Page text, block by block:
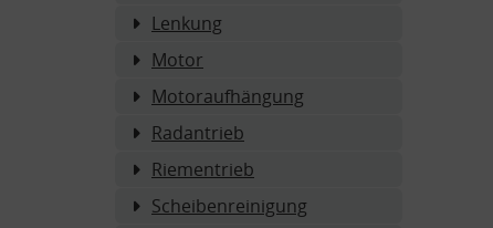
Lenkung
Motor
Motoraufhängung
Radantrieb
Riementrieb
Scheibenreinigung